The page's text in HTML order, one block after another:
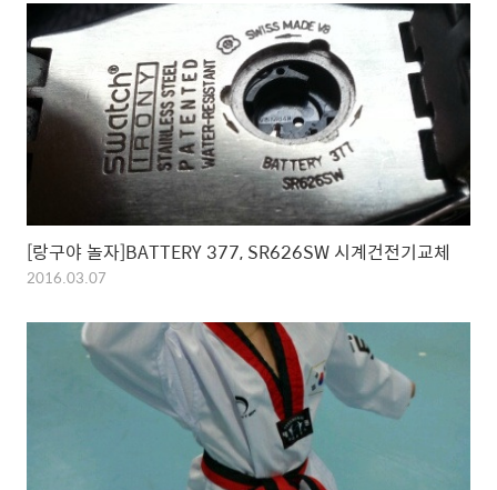
[랑구야 놀자]BATTERY 377, SR626SW 시계건전기교체
2016.03.07